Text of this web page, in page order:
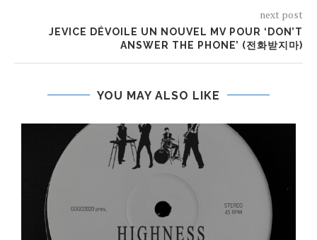
next post
JEVICE DÉVOILE UN NOUVEL MV POUR ‘DON’T
ANSWER THE PHONE’ (전화받지마)
YOU MAY ALSO LIKE